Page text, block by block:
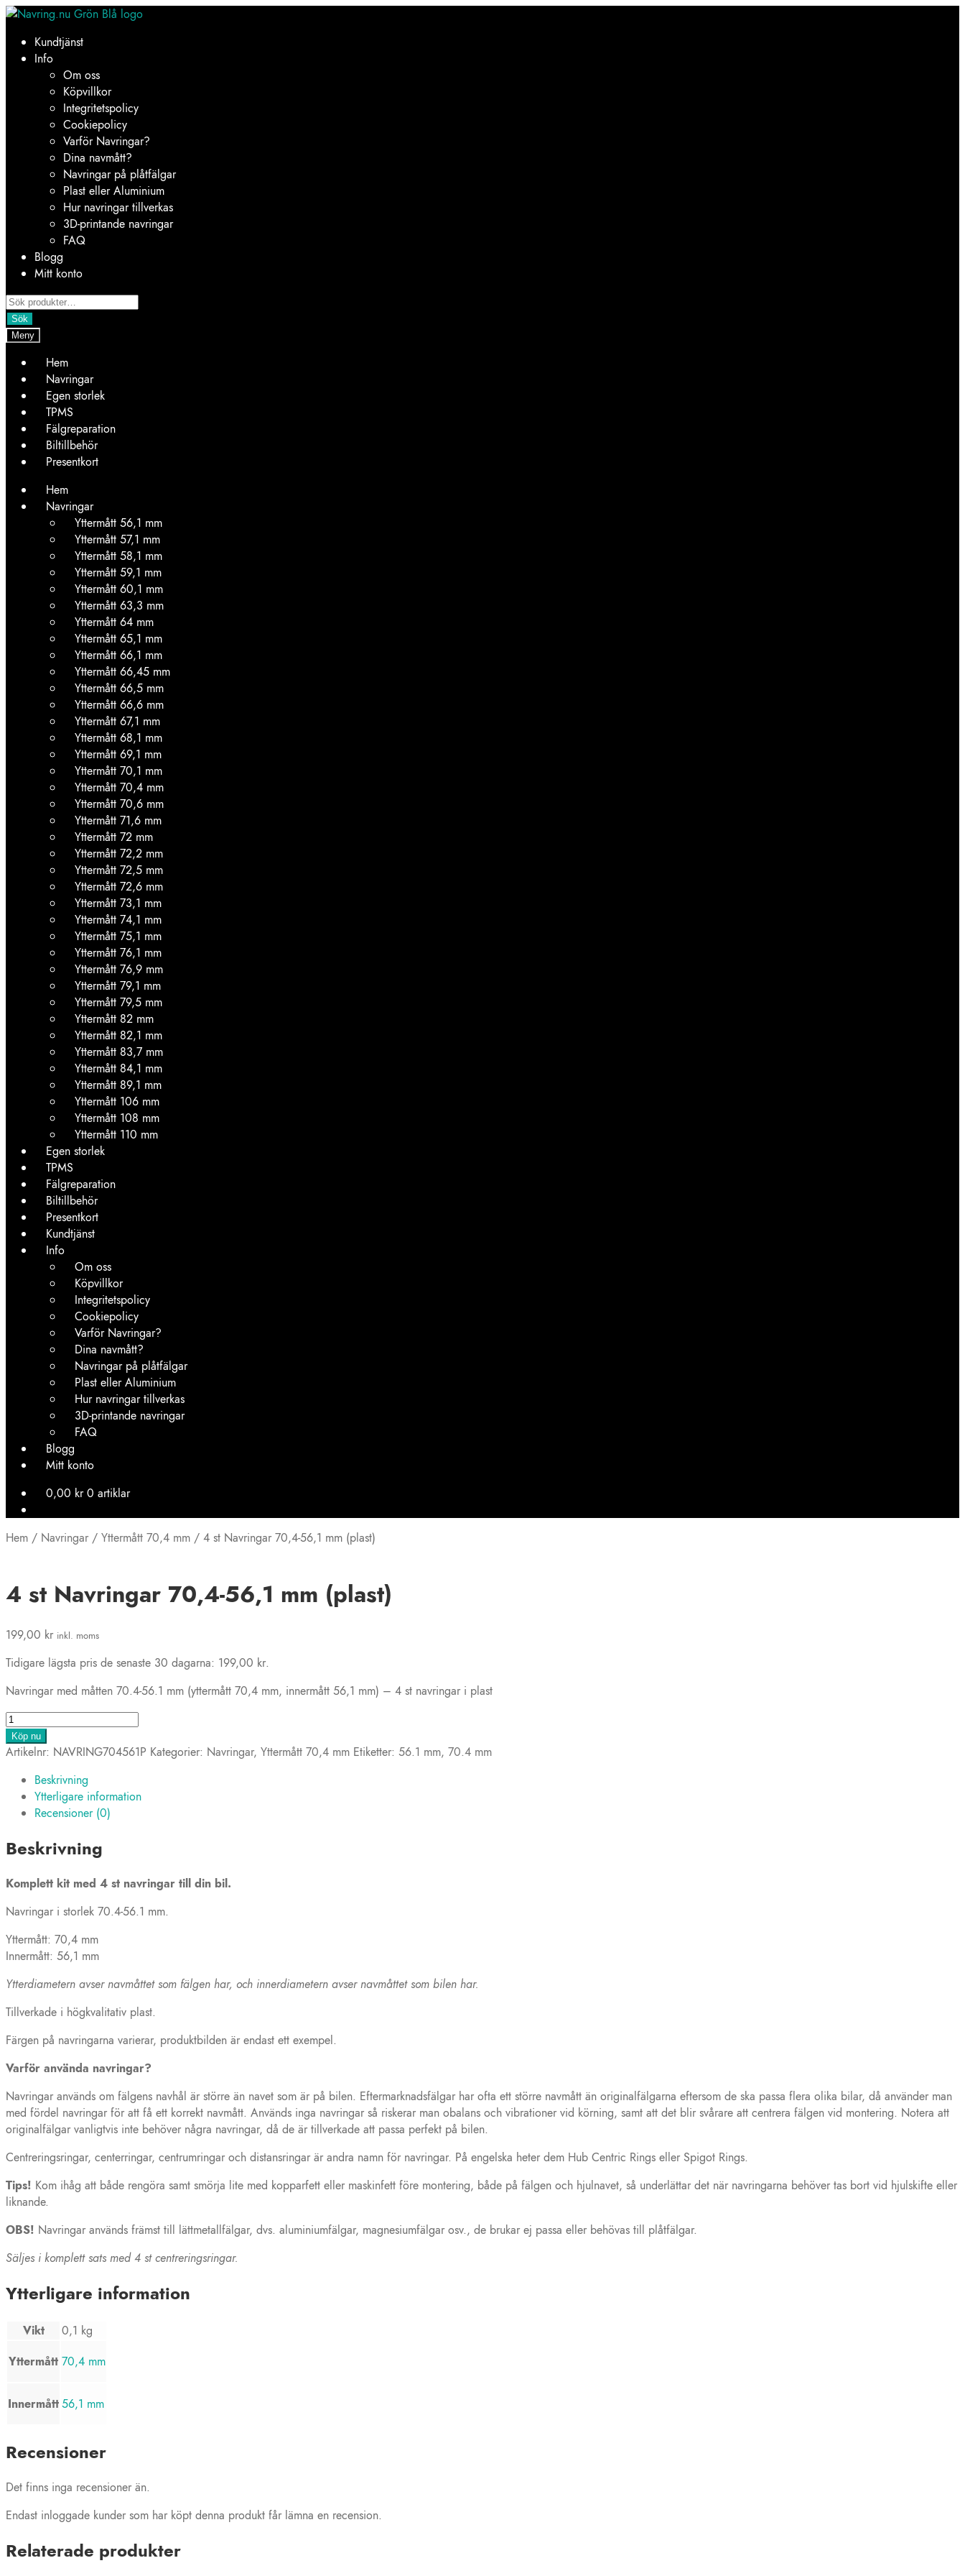
Hoppa
navigering
Hoppa
innehållKundtjänst
Info
Om oss
Köpvillkor
Integritetspolicy
Cookiepolicy
Varför Navringar?
Dina navmått?
Navringar på plåtfälgar
Plast eller Aluminium
Hur navringar tillverkas
3D-printande navringar
FAQ
Blogg
Mitt konto
Products
search
Sök
Meny
Hem
Navringar
Egen storlek
TPMS
Fälgreparation
Biltillbehör
Presentkort
Hem
Navringar
Yttermått 56,1 mm
Yttermått 57,1 mm
Yttermått 58,1 mm
Yttermått 59,1 mm
Yttermått 60,1 mm
Yttermått 63,3 mm
Yttermått 64 mm
Yttermått 65,1 mm
Yttermått 66,1 mm
Yttermått 66,45 mm
Yttermått 66,5 mm
Yttermått 66,6 mm
Yttermått 67,1 mm
Yttermått 68,1 mm
Yttermått 69,1 mm
Yttermått 70,1 mm
Yttermått 70,4 mm
Yttermått 70,6 mm
Yttermått 71,6 mm
Yttermått 72 mm
Yttermått 72,2 mm
Yttermått 72,5 mm
Yttermått 72,6 mm
Yttermått 73,1 mm
Yttermått 74,1 mm
Yttermått 75,1 mm
Yttermått 76,1 mm
Yttermått 76,9 mm
Yttermått 79,1 mm
Yttermått 79,5 mm
Yttermått 82 mm
Yttermått 82,1 mm
Yttermått 83,7 mm
Yttermått 84,1 mm
Yttermått 89,1 mm
Yttermått 106 mm
Yttermått 108 mm
Yttermått 110 mm
Egen storlek
TPMS
Fälgreparation
Biltillbehör
Presentkort
Kundtjänst
Info
Om oss
Köpvillkor
Integritetspolicy
Cookiepolicy
Varför Navringar?
Dina navmått?
Navringar på plåtfälgar
Plast eller Aluminium
Hur navringar tillverkas
3D-printande navringar
FAQ
Blogg
Mitt konto
0,00 kr 0 artiklar
Hem / Navringar/ Yttermått 70,4 mm / 4 st Navringar 70,4-56,1 mm (plast)
4 st Navringar 70,4-56,1 mm (plast)
199,00 kr inkl. moms
Tidigare lägsta pris de senaste 30 dagarna: 199,00 kr.
Navringar med måtten 70.4-56.1 mm (yttermått 70,4 mm, innermått 56,1 mm) – 4 st navringar i plast
4
Navringar
56,1
mm
(plast)
Köp nu
Artikelnr: NAVRING704561P Kategorier: Navringar, Yttermått 70,4 mm Etiketter: 56.1 mm, 70.4 mm
Beskrivning
Ytterligare information
Recensioner (0)
Beskrivning
Komplett kit med 4 st navringar till din bil.
Navringar i storlek 70.4-56.1 mm.
Yttermått: 70,4 mm
Innermått: 56,1 mm
Ytterdiametern avser navmåttet som fälgen har, och innerdiametern avser navmåttet som bilen har.
Tillverkade i högkvalitativ plast.
Färgen på navringarna varierar, produktbilden är endast ett exempel.
Varför använda navringar?
Navringar används om fälgens navhål är större än navet som är på bilen. Eftermarknadsfälgar har ofta ett större navmått än originalfälgarna eftersom de ska passa flera olika bilar, då använder man
med fördel navringar för att få ett korrekt navmått. Används inga navringar så riskerar man obalans och vibrationer vid körning, samt att det blir svårare att centrera fälgen vid montering. Notera att
originalfälgar vanligtvis inte behöver några navringar, då de är tillverkade att passa perfekt på bilen.
Centreringsringar, centerringar, centrumringar och distansringar är andra namn för navringar. På engelska heter dem Hub Centric Rings eller Spigot Rings.
Tips! Kom ihåg att både rengöra samt smörja lite med kopparfett eller maskinfett före montering, både på fälgen och hjulnavet, så underlättar det när navringarna behöver tas bort vid hjulskifte eller
liknande.
OBS! Navringar används främst till lättmetallfälgar, dvs. aluminiumfälgar, magnesiumfälgar osv., de brukar ej passa eller behövas till plåtfälgar.
Säljes i komplett sats med 4 st centreringsringar.
Ytterligare information
Vikt
0,1 kg
Yttermått 70,4 mm
Innermått56,1 mm
Recensioner
Det finns inga recensioner än.
Endast inloggade kunder som har köpt denna produkt får lämna en recension.
Relaterade produkter